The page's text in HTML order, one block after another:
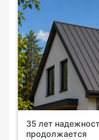
35 лет
продолжается